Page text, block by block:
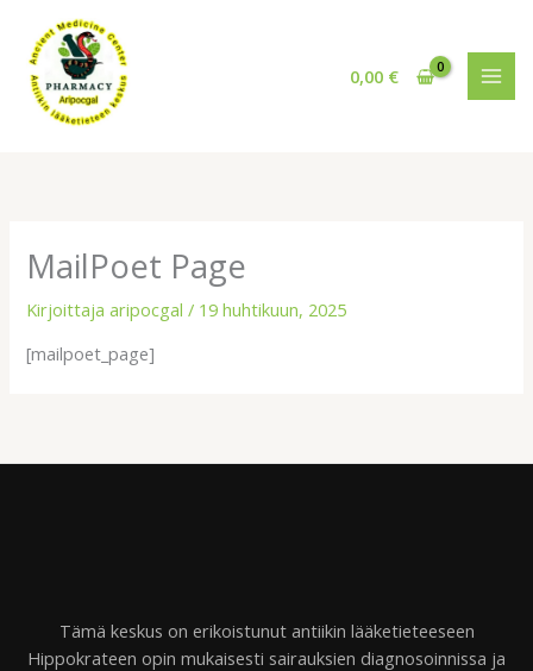
sisältöön
0,00 €
MailPoet Page
Kirjoittajaaripocgal/ 19 huhtikuun, 2025
[mailpoet_page]
Tämä keskus on erikoistunut antiikin lääketieteeseen
Hippokrateen opin mukaisesti sairauksien diagnosoinnissa ja